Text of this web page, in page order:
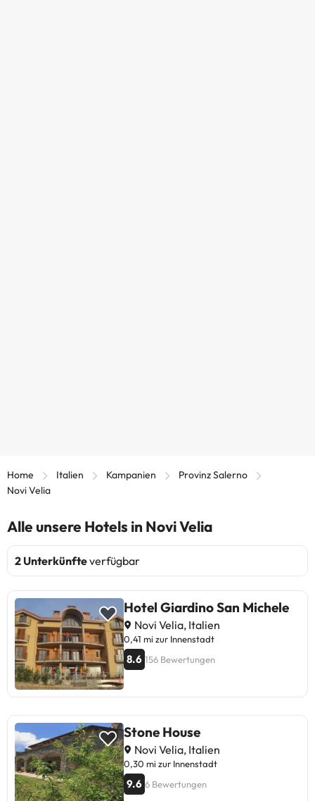
Home Italien Kampanien
Provinz Salerno
Novi Velia
Alle unsere Hotels in Novi Velia
2 Unterkünfteverfügbar
Hotel Giardino San Michele
Novi Velia, Italien
0,41 mi zur Innenstadt
8.6 156 Bewertungen
Stone House
Novi Velia, Italien
0,30 mi zur Innenstadt
9.6 6 Bewertungen